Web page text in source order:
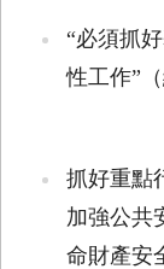
“必須抓
性工作”
抓好重點
加強公共
命財產安